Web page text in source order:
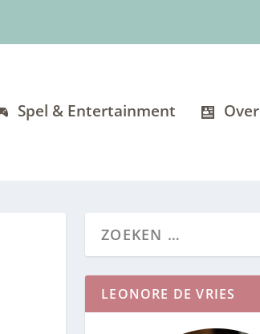
Spel & Entertainment Over
LEONORE DE VRIES